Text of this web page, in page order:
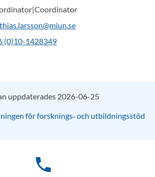
(0)10-1428349
uppdaterades 2026-06-25
för forsknings‑ och utbildningsstöd
phone